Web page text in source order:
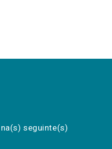
seguinte(s)